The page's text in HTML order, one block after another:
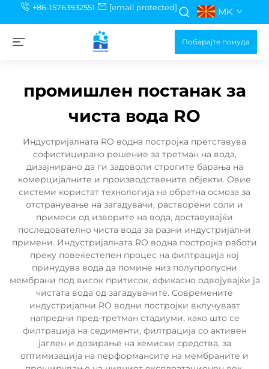
+86-15763932551 [email protected] MK
Побарајте понуда
промишлен постанак за
чиста вода RO
Индустријалната RO водна постројка претставува
софистицирано решение за третман на вода,
дизајнирано да ги задоволи строгите барања на
комерцијалните и производствените објекти. Овие
системи користат технологија на обратна осмоза за
отстранување на загадувачи, растворени соли и
примеси од изворите на вода, доставувајќи
последователно чиста вода за разни индустријални
примени. Индустријалната RO водна постројка работи
преку повеќестепен процес на филтрација кој
принудува вода да помине низ полупропусни
мембрани под висок притисок, ефикасно одвојувајќи ја
чистата вода од загадувачите. Современите
индустријални RO водни постројки вклучуваат
напредни пред-третман стадиуми, како што се
филтрација на седименти, филтрација со активен
јаглен и дозирање на хемиски средства, за
оптимизација на перформансите на мембраните и